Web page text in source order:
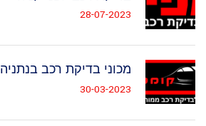
28-07-2023
מכוני בדיקת רכב בנתניה
30-03-2023